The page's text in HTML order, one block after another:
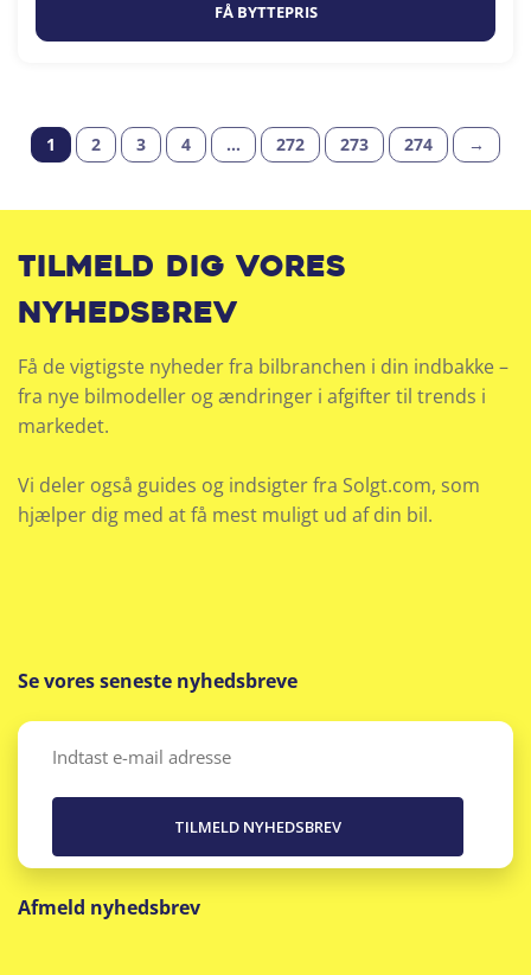
FÅ BYTTEPRIS
1 2 3 4 … 272 273 274 →
Tilmeld dig vores
nyhedsbrev
Få de vigtigste nyheder fra bilbranchen i din indbakke –
fra nye bilmodeller og ændringer i afgifter til trends i
markedet.
Vi deler også guides og indsigter fra Solgt.com, som
hjælper dig med at få mest muligt ud af din bil.
Se vores seneste nyhedsbreve
Email
Afmeld nyhedsbrev